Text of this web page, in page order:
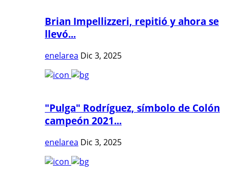
Brian Impellizzeri, repitió y ahora se
llevó...
enelarea Dic 3, 2025
"Pulga" Rodríguez, símbolo de Colón
campeón 2021...
enelarea Dic 3, 2025